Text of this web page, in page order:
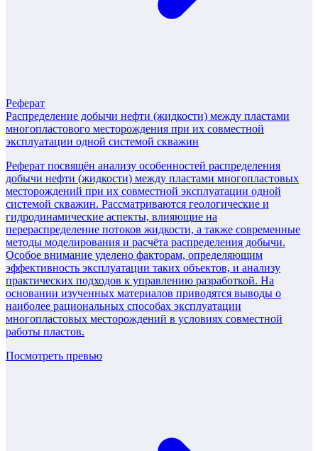
Реферат
Распределение добычи нефти (жидкости) между пластами
многопластового месторождения при их совместной
эксплуатации одной системой скважин
Реферат посвящён анализу особенностей распределения
добычи нефти (жидкости) между пластами многопластовых
месторождений при их совместной эксплуатации одной
системой скважин. Рассматриваются геологические и
гидродинамические аспекты, влияющие на
перераспределение потоков жидкости, а также современные
методы моделирования и расчёта распределения добычи.
Особое внимание уделено факторам, определяющим
эффективность эксплуатации таких объектов, и анализу
практических подходов к управлению разработкой. На
основании изученных материалов приводятся выводы о
наиболее рациональных способах эксплуатации
многопластовых месторождений в условиях совместной
работы пластов.
Посмотреть превью